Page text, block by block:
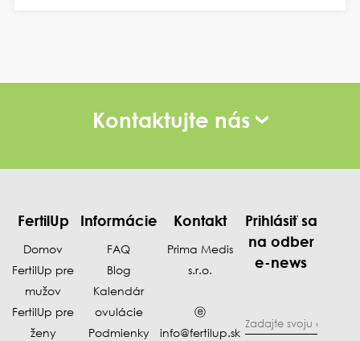
Kontaktujte nás
FertilUp
Domov
FertilUp pre
mužov
FertilUp pre
ženy
Informácie
FAQ
Blog
Kalendár
ovulácie
Podmienky
Kontakt
Prima Medis
s.r.o.
ⓔ
info@fertilup.sk
Prihlásiť sa
na odber
e-news